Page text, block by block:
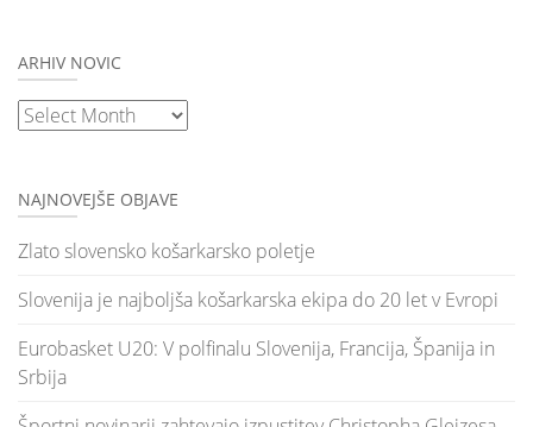
ARHIV NOVIC
Arhiv
NAJNOVEJŠE OBJAVE
Zlato slovensko košarkarsko poletje
Slovenija je najboljša košarkarska ekipa do 20 let v Evropi
Eurobasket U20: V polfinalu Slovenija, Francija, Španija in
Srbija